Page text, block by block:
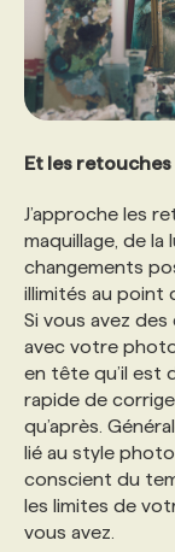
Et les retouches
J’approche les
maquillage, de
changements
illimités au point
Si vous avez
avec votre
en tête qu’il est
rapide de
qu’après.
lié au style
conscient du
les limites de
vous avez.